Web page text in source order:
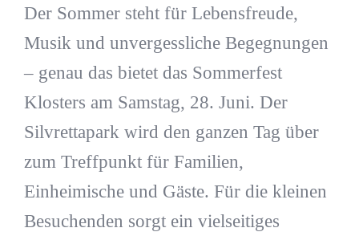
Der Sommer steht für Lebensfreude,
Musik und unvergessliche Begegnungen
– genau das bietet das Sommerfest
Klosters am Samstag, 28. Juni. Der
Silvrettapark wird den ganzen Tag über
zum Treffpunkt für Familien,
Einheimische und Gäste. Für die kleinen
Besuchenden sorgt ein vielseitiges